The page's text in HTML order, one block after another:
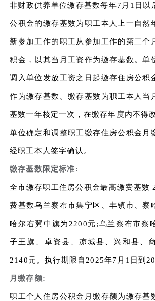
非财政供养单位缴存基数每年7月1日以
公积金的缴存基数为职工本人上一自然
新参加工作的职工从参加工作的第二个
积金，以其当月工资作为缴存基数。单
调入单位发放工资之日起缴存住房公积
作为缴存基数。缴存基数为职工本人当
基数一年核定一次，在缴存年度内不得
单位确定和调整职工缴存住房公积金月
经职工本人签字确认。
缴存基数限定标准:
全市缴存职工住房公积金最高缴费基数
费基数乌兰察布市集宁区、丰镇市、察
哈尔右翼中旗为2200元;乌兰察布市察
子王旗、卓资县、凉城县、兴和县、
2140元。执行期限自2025年7月1日到
月缴存额:
职工个人住房公积金月缴存额为缴存基